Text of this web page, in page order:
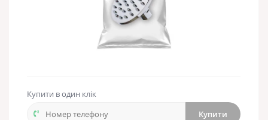
Купити в один клік
Купити